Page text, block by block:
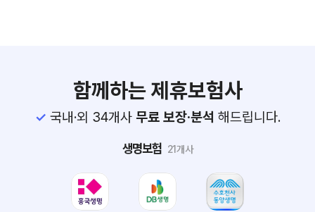
함께하는 제휴보험사
국내·외 34개사 무료 보장·분석 해드립니다.
생명보험 21개사